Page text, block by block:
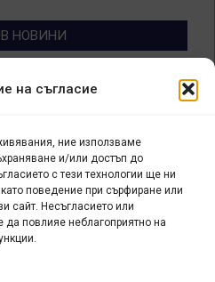
на съгласие
ние използваме
и/или достъп до
с тези технологии ще ни
поведение при сърфиране или
сайт. Несъгласието или
да повлияе неблагоприятно на
НОВИНИ
магазин за изкуство
БИЗНЕС